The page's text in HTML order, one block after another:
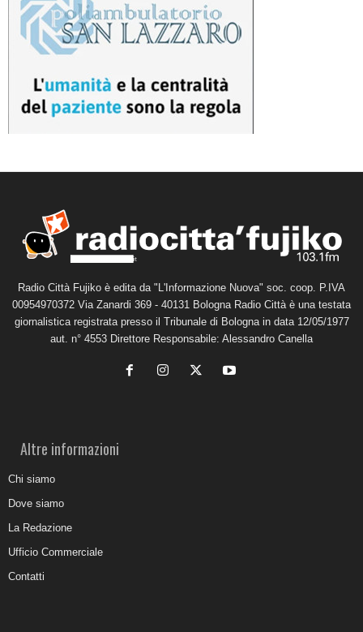
Radio Città Fujiko è edita da "L'Informazione Nuova" soc. coop. P.IVA
00954970372 Via Zanardi 369 - 40131 Bologna Radio Città è una testata
giornalistica registrata presso il Tribunale di Bologna in data 12/05/1977
aut. n° 4553 Direttore Responsabile: Alessandro Canella
Altre informazioni
Chi siamo
Dove siamo
La Redazione
Ufficio Commerciale
Contatti